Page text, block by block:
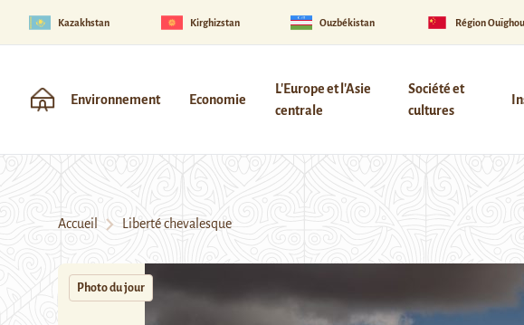
Kazakhstan Kirghizstan Ouzbékistan Région
Environnement Economie
L'Europe et l'Asie
centrale
Société et
cultures
Accueil Liberté chevalesque
Photo du jour